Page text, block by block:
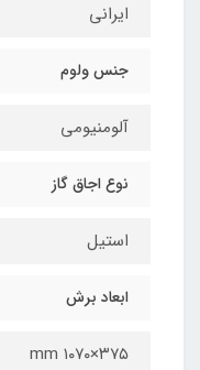
ايراني
جنس ولوم
آلومنیومی
نوع اجاق گاز
استيل
ابعاد برش
٣٧٥×١٠٧٠ mm